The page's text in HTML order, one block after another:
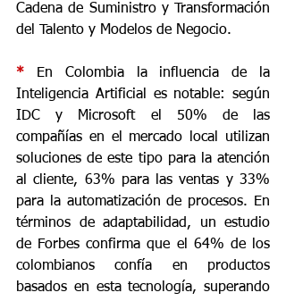
Cadena de Suministro y Transformación
del Talento y Modelos de Negocio.
*
En Colombia la influencia de la
Inteligencia Artificial es notable: según
IDC y Microsoft el 50% de las
compañías en el mercado local utilizan
soluciones de este tipo para la atención
al cliente, 63% para las ventas y 33%
para la automatización de procesos. En
términos de adaptabilidad, un estudio
de Forbes confirma que el 64% de los
colombianos confía en productos
basados en esta tecnología, superando